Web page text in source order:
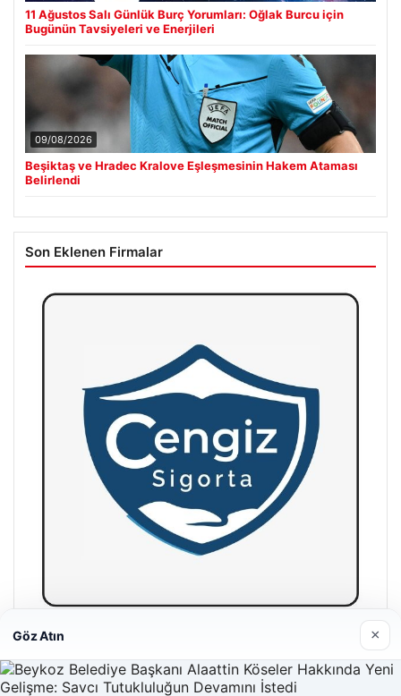
11 Ağustos Salı Günlük Burç Yorumları: Oğlak Burcu için
Bugünün Tavsiyeleri ve Enerjileri
09/08/2026
Beşiktaş ve Hradec Kralove Eşleşmesinin Hakem Ataması
Belirlendi
Son Eklenen Firmalar
Hastaş Beton
26/05/2026
Göz Atın ×